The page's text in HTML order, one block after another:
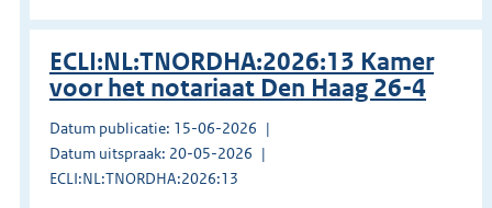
ECLI:NL:TNORDHA:2026:13 Kamer
voor het notariaat Den Haag 26-4
Datum publicatie: 15-06-2026
Datum uitspraak: 20-05-2026
ECLI:NL:TNORDHA:2026:13